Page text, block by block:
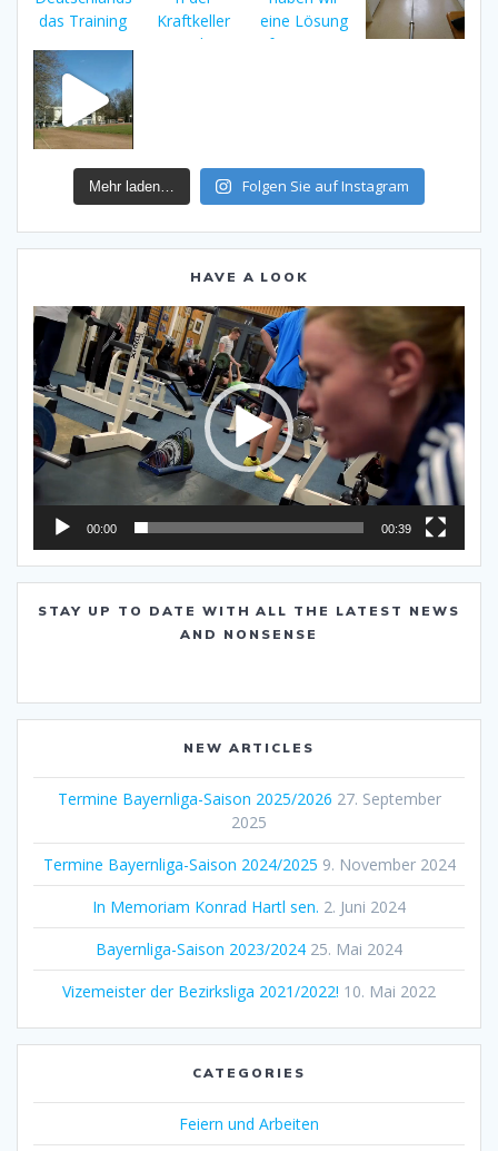
Mehr laden… Folgen Sie auf Instagram
HAVE A LOOK
Video-
Player
00:00 00:39
STAY UP TO DATE WITH ALL THE LATEST NEWS
AND NONSENSE
NEW ARTICLES
Termine Bayernliga-Saison 2025/2026 27. September
2025
Termine Bayernliga-Saison 2024/2025 9. November 2024
In Memoriam Konrad Hartl sen. 2. Juni 2024
Bayernliga-Saison 2023/2024 25. Mai 2024
Vizemeister der Bezirksliga 2021/2022! 10. Mai 2022
CATEGORIES
Feiern und Arbeiten